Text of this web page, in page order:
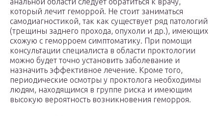
который лечит геморрой. Не стоит заниматься
самодиагностикой, так как существует ряд патологий
(трещины заднего прохода, опухоли и др.), имеющих
схожую с геморроем симптоматику. При помощи
консультации специалиста в области проктологии
можно будет точно установить заболевание и
назначить эффективное лечение. Кроме того,
периодические осмотры у проктолога необходимы
людям, находящимся в группе риска и имеющим
высокую вероятность возникновения геморроя.